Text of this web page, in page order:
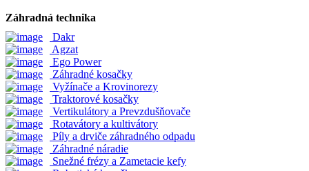
Záhradná technika
Dakr
Agzat
Ego Power
Záhradné kosačky
Vyžínače a Krovinorezy
Traktorové kosačky
Vertikulátory a Prevzdušňovače
Rotavátory a kultivátory
Píly a drviče záhradného odpadu
Záhradné náradie
Snežné frézy a Zametacie kefy